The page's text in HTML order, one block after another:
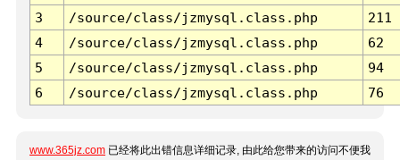
3 /source/class/jzmysql.class.php
211
4
/source/class/jzmysql.class.php
62
5
/source/class/jzmysql.class.php
94
6
/source/class/jzmysql.class.php 76
www.365jz.com 已经将此出错信息详细记录, 由此给您带来的访问不便我